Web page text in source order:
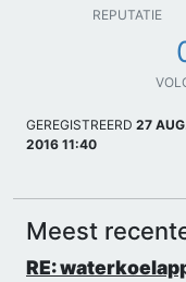
REPUTATIE
GEREGISTREERD 27
2016 11:40
Meest
RE: